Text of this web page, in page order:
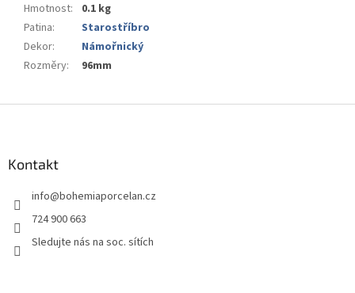
Hmotnost:
0.1 kg
Patina:
Starostříbro
Dekor:
Námořnický
Rozměry: 96mm
Kontakt
info@bohemiaporcelan.cz
724 900 663
Sledujte nás na soc. sítích